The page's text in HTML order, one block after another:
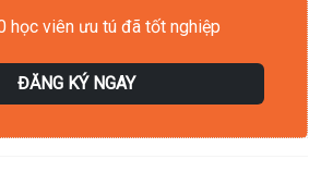
học viên ưu tú đã tốt nghiệp
ĐĂNG KÝ NGAY